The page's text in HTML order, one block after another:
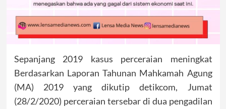
Sepanjang 2019 kasus perceraian meningkat
Berdasarkan Laporan Tahunan Mahkamah Agung
(MA) 2019 yang dikutip detikcom, Jumat
(28/2/2020) perceraian tersebar di dua pengadilan